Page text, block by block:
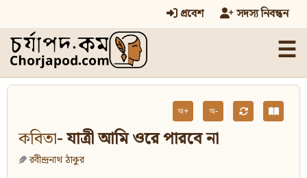
প্রবেশ সদস্য নিবন্ধন
☰
অ+ অ-
কবিতা- যাত্রী আমি ওরে পারবে না
রবীন্দ্রনাথ ঠাকুর